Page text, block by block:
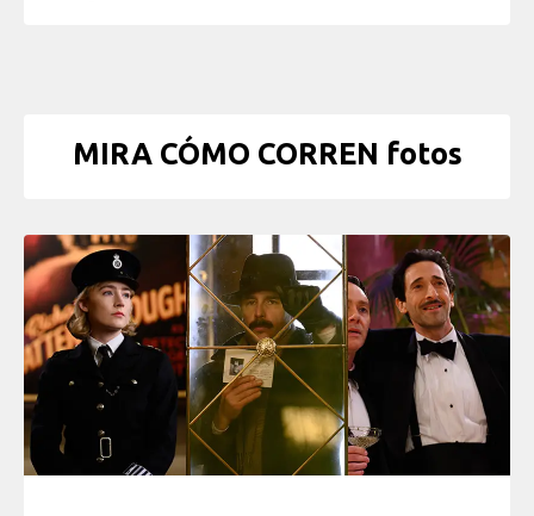
MIRA CÓMO CORREN fotos